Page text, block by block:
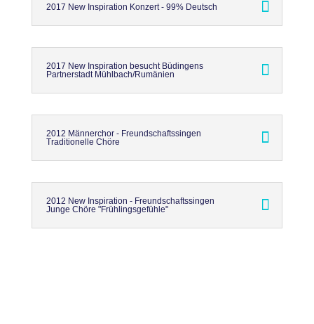
2017 New Inspiration Konzert - 99% Deutsch
2017 New Inspiration besucht Büdingens
Partnerstadt Mühlbach/Rumänien
2012 Männerchor - Freundschaftssingen
Traditionelle Chöre
2012 New Inspiration - Freundschaftssingen
Junge Chöre "Frühlingsgefühle"